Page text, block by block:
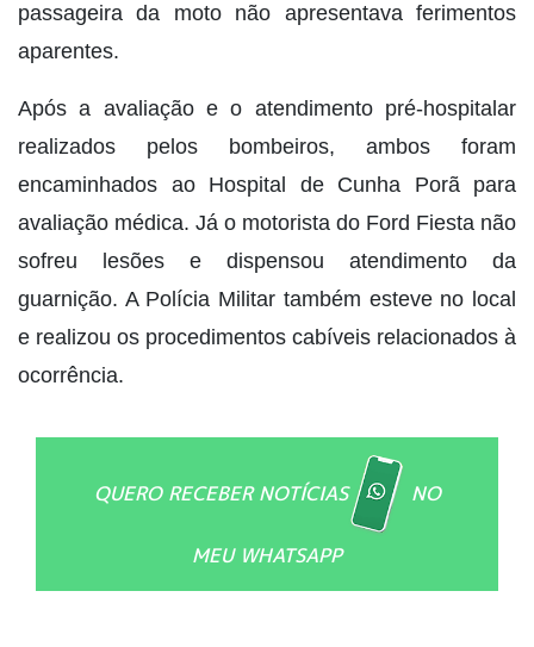
passageira da moto não apresentava ferimentos
aparentes.
Após a avaliação e o atendimento pré-hospitalar
realizados pelos bombeiros, ambos foram
encaminhados ao Hospital de Cunha Porã para
avaliação médica. Já o motorista do Ford Fiesta não
sofreu lesões e dispensou atendimento da
guarnição. A Polícia Militar também esteve no local
e realizou os procedimentos cabíveis relacionados à
ocorrência.
QUERO RECEBER NOTÍCIAS NO
MEU WHATSAPP